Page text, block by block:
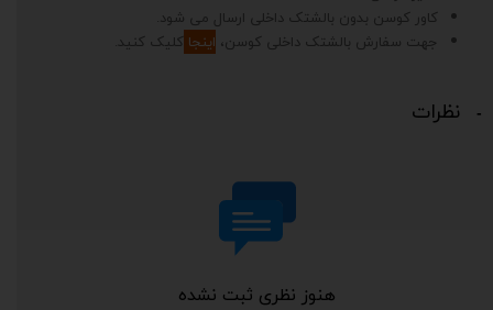
کاور کوسن بدون بالشتک داخلی ارسال می شود.
جهت سفارش بالشتک داخلی کوسن، اینجا کلیک کنید.
نظرات
هنوز نظری ثبت نشده